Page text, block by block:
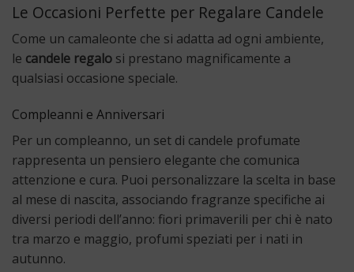
Le Occasioni Perfette per Regalare Candele
Come un camaleonte che si adatta ad ogni ambiente,
le candele regalo si prestano magnificamente a
qualsiasi occasione speciale.
Compleanni e Anniversari
Per un compleanno, un set di candele profumate
rappresenta un pensiero elegante che comunica
attenzione e cura. Puoi personalizzare la scelta in base
al mese di nascita, associando fragranze specifiche ai
diversi periodi dell’anno: fiori primaverili per chi è nato
tra marzo e maggio, profumi speziati per i nati in
autunno.